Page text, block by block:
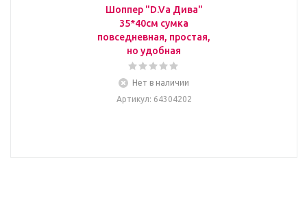
Шоппер "D.Va Дива"
35*40см сумка
повседневная, простая,
но удобная
Нет в наличии
Артикул: 64304202